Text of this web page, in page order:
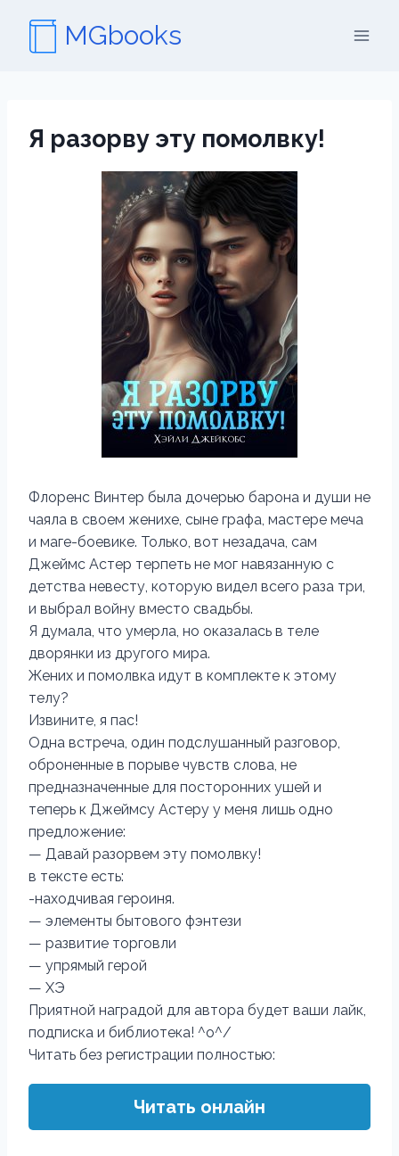
содержимому
MGbooks
Я разорву эту помолвку!
Флоренс Винтер была дочерью барона и души не
чаяла в своем женихе, сыне графа, мастере меча
и маге-боевике. Только, вот незадача, сам
Джеймс Астер терпеть не мог навязанную с
детства невесту, которую видел всего раза три,
и выбрал войну вместо свадьбы.
Я думала, что умерла, но оказалась в теле
дворянки из другого мира.
Жених и помолвка идут в комплекте к этому
телу?
Извините, я пас!
Одна встреча, один подслушанный разговор,
оброненные в порыве чувств слова, не
предназначенные для посторонних ушей и
теперь к Джеймсу Астеру у меня лишь одно
предложение:
— Давай разорвем эту помолвку!
в тексте есть:
-находчивая героиня.
— элементы бытового фэнтези
— развитие торговли
— упрямый герой
— ХЭ
Приятной наградой для автора будет ваши лайк,
подписка и библиотека! ^о^/
Читать без регистрации полностью:
Читать онлайн